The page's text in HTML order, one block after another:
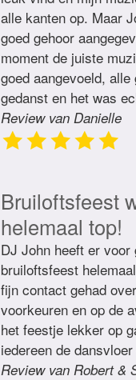
alle kanten op. Maar
goed gehoor
moment de juiste
goed aangevoeld, alle
gedanst en het was
Review van Danielle
Bruiloftsfeest
helemaal top!
DJ John heeft er voor
bruiloftsfeest
fijn contact gehad
voorkeuren en op de
het feestje lekker op
iedereen de
Review van Robert &